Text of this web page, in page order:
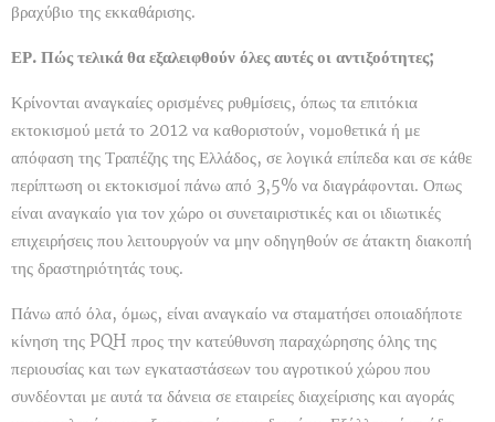
βραχύβιο της εκκαθάρισης.
ΕΡ. Πώς τελικά θα εξαλειφθούν όλες αυτές οι αντιξοότητες;
Κρίνονται αναγκαίες ορισμένες ρυθμίσεις, όπως τα επιτόκια
εκτοκισμού μετά το 2012 να καθοριστούν, νομοθετικά ή με
απόφαση της Τραπέζης της Ελλάδος, σε λογικά επίπεδα και σε κάθε
περίπτωση οι εκτοκισμοί πάνω από 3,5% να διαγράφονται. Οπως
είναι αναγκαίο για τον χώρο οι συνεταιριστικές και οι ιδιωτικές
επιχειρήσεις που λειτουργούν να μην οδηγηθούν σε άτακτη διακοπή
της δραστηριότητάς τους.
Πάνω από όλα, όμως, είναι αναγκαίο να σταματήσει οποιαδήποτε
κίνηση της PQH προς την κατεύθυνση παραχώρησης όλης της
περιουσίας και των εγκαταστάσεων του αγροτικού χώρου που
συνδέονται με αυτά τα δάνεια σε εταιρείες διαχείρισης και αγοράς